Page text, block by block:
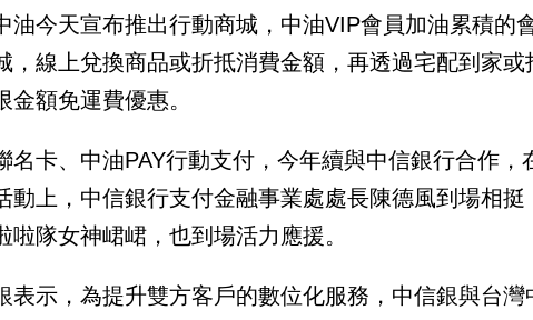
油今天宣布推出行動商城，中油VIP會員加油累積的
，線上兌換商品或折抵消費金額，再透過宅配到家
金額免運費優惠。
名卡、中油PAY行動支付，今年續與中信銀行合作
動上，中信銀行支付金融事業處處長陳德風到場相
啦隊女神峮峮，也到場活力應援。
表示，為提升雙方客戶的數位化服務，中信銀與台灣